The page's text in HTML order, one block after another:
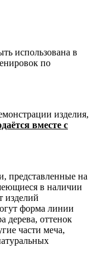
использована в
по
изделия,
вместе с
представленные на
в наличии
изделий
форма линии
дерева, оттенок
части меча,